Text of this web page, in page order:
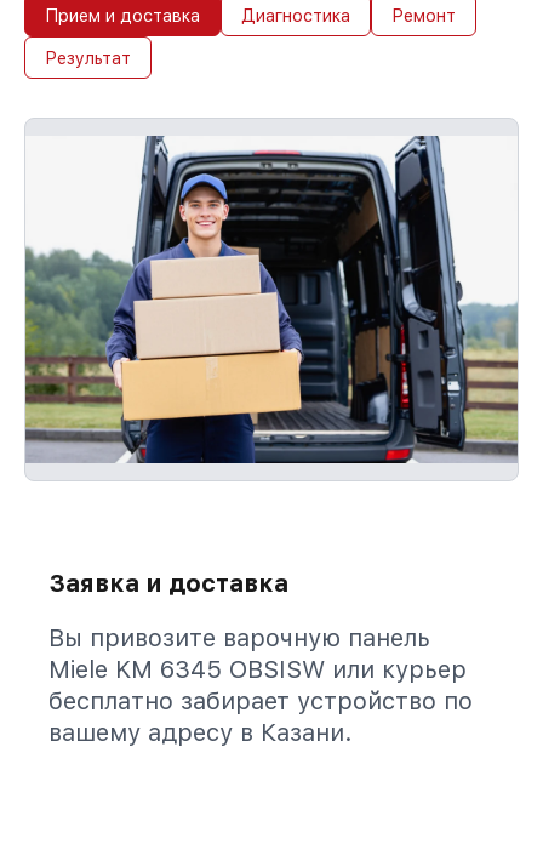
Прием и доставка Диагностика Ремонт
Результат
Заявка и доставка
Вы привозите варочную панель
Miele KM 6345 OBSISW или курьер
бесплатно забирает устройство по
вашему адресу в Казани.